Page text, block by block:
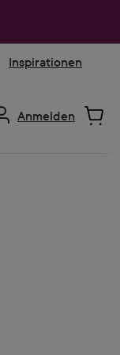
Inspirationen
Anmelden